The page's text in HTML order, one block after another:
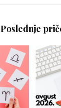
Poslednje